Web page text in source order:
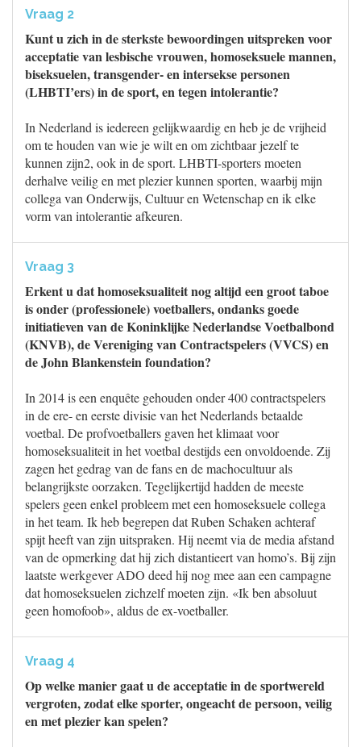
Vraag 2
Kunt u zich in de sterkste bewoordingen uitspreken voor
acceptatie van lesbische vrouwen, homoseksuele mannen,
biseksuelen, transgender- en intersekse personen
(LHBTI’ers) in de sport, en tegen intolerantie?
In Nederland is iedereen gelijkwaardig en heb je de vrijheid
om te houden van wie je wilt en om zichtbaar jezelf te
kunnen zijn2, ook in de sport. LHBTI-sporters moeten
derhalve veilig en met plezier kunnen sporten, waarbij mijn
collega van Onderwijs, Cultuur en Wetenschap en ik elke
vorm van intolerantie afkeuren.
Vraag 3
Erkent u dat homoseksualiteit nog altijd een groot taboe
is onder (professionele) voetballers, ondanks goede
initiatieven van de Koninklijke Nederlandse Voetbalbond
(KNVB), de Vereniging van Contractspelers (VVCS) en
de John Blankenstein foundation?
In 2014 is een enquête gehouden onder 400 contractspelers
in de ere- en eerste divisie van het Nederlands betaalde
voetbal. De profvoetballers gaven het klimaat voor
homoseksualiteit in het voetbal destijds een onvoldoende. Zij
zagen het gedrag van de fans en de machocultuur als
belangrijkste oorzaken. Tegelijkertijd hadden de meeste
spelers geen enkel probleem met een homoseksuele collega
in het team. Ik heb begrepen dat Ruben Schaken achteraf
spijt heeft van zijn uitspraken. Hij neemt via de media afstand
van de opmerking dat hij zich distantieert van homo’s. Bij zijn
laatste werkgever ADO deed hij nog mee aan een campagne
dat homoseksuelen zichzelf moeten zijn. «Ik ben absoluut
geen homofoob», aldus de ex-voetballer.
Vraag 4
Op welke manier gaat u de acceptatie in de sportwereld
vergroten, zodat elke sporter, ongeacht de persoon, veilig
en met plezier kan spelen?